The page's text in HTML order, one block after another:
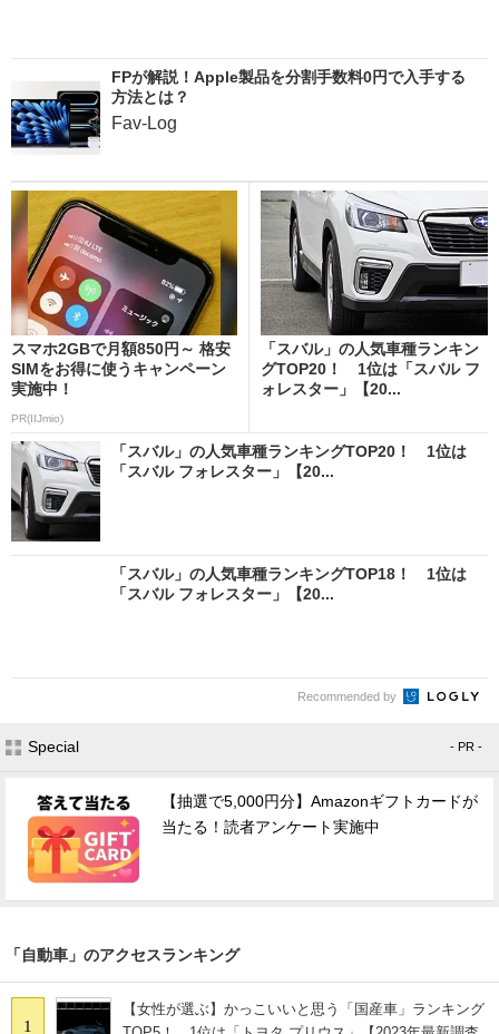
FPが解説！Apple製品を分割手数料0円で入手する
方法とは？
Fav-Log
スマホ2GBで月額850円～ 格安
SIMをお得に使うキャンペーン
実施中！
PR(IIJmio)
「スバル」の人気車種ランキン
グTOP20！ 1位は「スバル フ
ォレスター」【20...
「スバル」の人気車種ランキングTOP20！ 1位は
「スバル フォレスター」【20...
「スバル」の人気車種ランキングTOP18！ 1位は
「スバル フォレスター」【20...
Recommended by
Special - PR -
【抽選で5,000円分】Amazonギフトカードが
当たる！読者アンケート実施中
「自動車」のアクセスランキング
1
【女性が選ぶ】かっこいいと思う「国産車」ランキング